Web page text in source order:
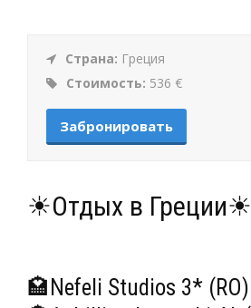
Страна: Греция
Стоимость: 536 €
Забронировать
☀Отдых в Греции☀
🏩Nefeli Studios 3*